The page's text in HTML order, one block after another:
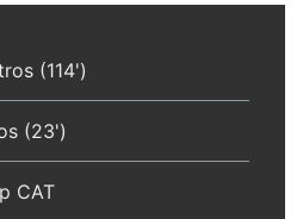
(114')
(23')
CAT